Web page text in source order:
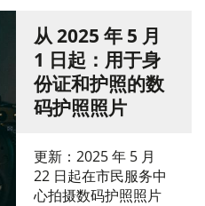
从 2025 年 5 月
1 日起：用于身
份证和护照的数
码护照照片
更新：2025 年 5 月
22 日起在市民服务中
心拍摄数码护照照片